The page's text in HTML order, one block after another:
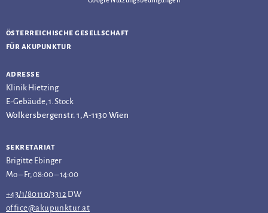
österreichische gesellschaft
für akupunktur
adresse
Klinik Hietzing
E-Gebäude, 1. Stock
Wolkersbergenstr. 1, A-1130 Wien
sekretariat
Brigitte Ebinger
Mo – Fr, 08:00 – 14:00
+43/1/80110/3312 DW
office@akupunktur.at